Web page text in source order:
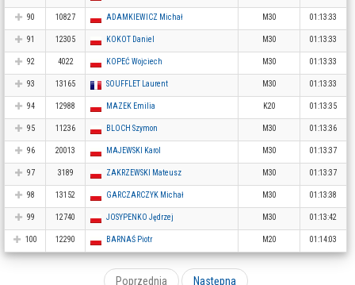
90 10827 ADAMKIEWICZ Michał M30 01:13:33
91 12305 KOKOT Daniel M30 01:13:33
92 4022 KOPEĆ Wojciech M30 01:13:33
93 13165 SOUFFLET Laurent M30 01:13:33
94 12988 MAZEK Emilia K20 01:13:35
95 11236 BLOCH Szymon M30 01:13:36
96 20013 MAJEWSKI Karol M30 01:13:37
97 3189 ZAKRZEWSKI Mateusz M30 01:13:37
98 13152 GARCZARCZYK Michał M30 01:13:38
99 12740 JOSYPENKO Jędrzej M30 01:13:42
100 12290 BARNAŚ Piotr M20 01:14:03
Poprzednia Następna